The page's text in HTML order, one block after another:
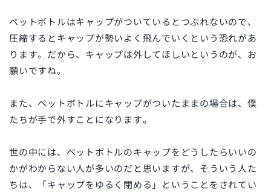
ペットボトルはキャップがついているとつぶれないので、
圧縮するとキャップが勢いよく飛んでいくという恐れがあ
ります。だから、キャップは外してほしいというのが、お
願いですね。
また、ペットボトルにキャップがついたままの場合は、僕
たちが手で外すことになります。
世の中には、ペットボトルのキャップをどうしたらいいの
かがわからない人が多いのだと思いますが、そういう人た
ちは、「キャップをゆるく閉める」ということをされてい